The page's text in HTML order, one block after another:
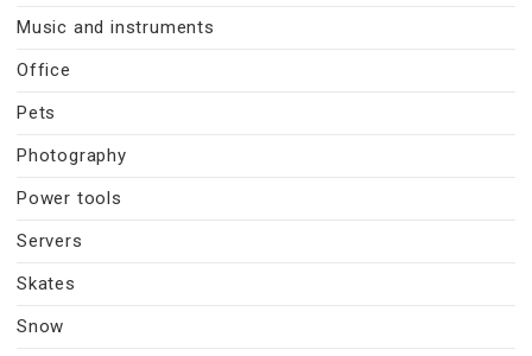
Music and instruments
Office
Pets
Photography
Power tools
Servers
Skates
Snow